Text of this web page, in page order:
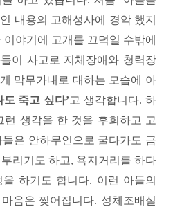
내용의 고해성사에 경악 했지
야기에 고개를 끄덕일 수밖에
이 사고로 지체장애와 청력장
막무가내로 대하는 모습에 아
도 죽고 싶다’고 생각합니다. 하
런 생각을 한 것을 후회하고 고
은 안하무인으로 굴다가도 금
리기도 하고, 욕지거리를 하다
하기도 합니다. 이런 아들의
음은 찢어집니다. 성체조배실